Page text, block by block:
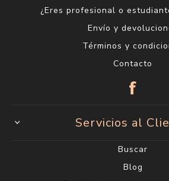
¿Eres profesional o
Envío y
Términos y
Contacto
Servicios al
Buscar
Blog